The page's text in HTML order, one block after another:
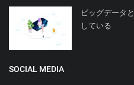
ビッグデータ
している
SOCIAL MEDIA